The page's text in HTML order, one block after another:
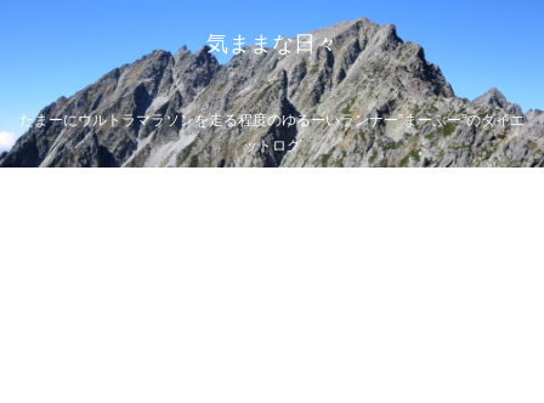
気ままな日々
たまーにウルトラマラソンを走る程度のゆるーいランナー”まーぶー”のダイエ
ットログ